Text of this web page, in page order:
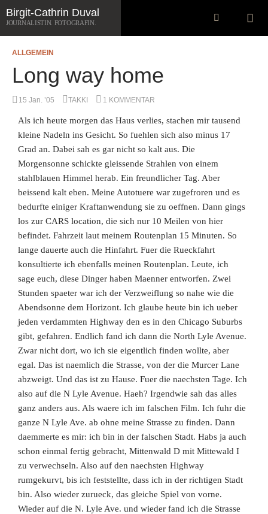
Zum
Inhalt
springen
Suchen
ALLGEMEIN
Long way home
15 Jan. ’05 TAKKI 1 KOMMENTAR
Als ich heute morgen das Haus verlies, stachen mir tausend
kleine Nadeln ins Gesicht. So fuehlen sich also minus 17
Grad an. Dabei sah es gar nicht so kalt aus. Die
Morgensonne schickte gleissende Strahlen von einem
stahlblauen Himmel herab. Ein freundlicher Tag. Aber
beissend kalt eben. Meine Autotuere war zugefroren und es
bedurfte einiger Kraftanwendungsie zu oeffnen. Dann gings
los zur CARS location, die sich nur 10 Meilen von hier
befindet. Fahrzeit laut meinem Routenplan 15 Minuten. So
lange dauerte auch die Hinfahrt. Fuer die Rueckfahrt
konsultierte ich ebenfalls meinen Routenplan. Leute, ich
sage euch, diese Dinger haben Maenner entworfen. Zwei
Stunden spaeter war ich der Verzweiflung so nahe wie die
Abendsonne dem Horizont. Ich glaube heute bin ich ueber
jeden verdammten Highway den es in den Chicago Suburbs
gibt, gefahren. Endlich fand ich dann die North Lyle Avenue.
Zwar nicht dort, wo ich sie eigentlich finden wollte, aber
egal. Das ist naemlich die Strasse, von der die Murcer Lane
abzweigt. Und das ist zu Hause. Fuer die naechsten Tage. Ich
also auf die N Lyle Avenue. Haeh? Irgendwie sah das alles
ganz anders aus. Als waere ich im falschen Film. Ich fuhr die
ganze N Lyle Ave. ab ohne meine Strasse zu finden. Dann
daemmerte es mir: ich bin in der falschen Stadt. Habs ja auch
schon einmal fertig gebracht, Mittenwald D mit Mittewald I
zu verwechseln. Also auf den naechsten Highway
rumgekurvt, bis ich feststellte, dass ich in der richtigen Stadt
bin. Also wieder zurueck, das gleiche Spiel von vorne.
Wieder auf die N. Lyle Ave. und wieder fand ich die Strasse
Birgit-Cathrin Duval
JOURNALISTIN. FOTOGRAFIN.